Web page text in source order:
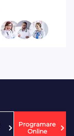
Programare
Online